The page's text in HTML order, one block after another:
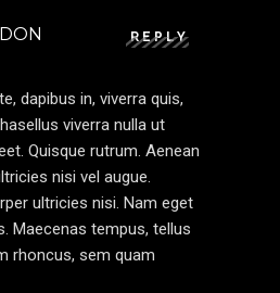
REPLY
dapibus in, viverra quis,
viverra nulla ut
Quisque rutrum. Aenean
nisi vel augue.
ultricies nisi. Nam eget
Maecenas tempus, tellus
rhoncus, sem quam